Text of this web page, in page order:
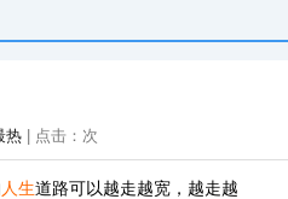
热 | 点击： 次
人生道路可以越走越宽，越走越